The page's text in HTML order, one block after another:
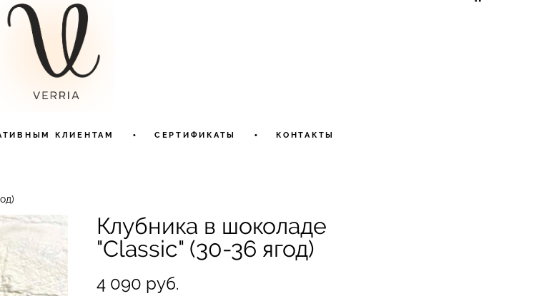
КЛИЕНТАМ • СЕРТИФИКАТЫ • КОНТАКТЫ
Клубника в шоколаде
"Classic" (30-36 ягод)
4 090 pуб.